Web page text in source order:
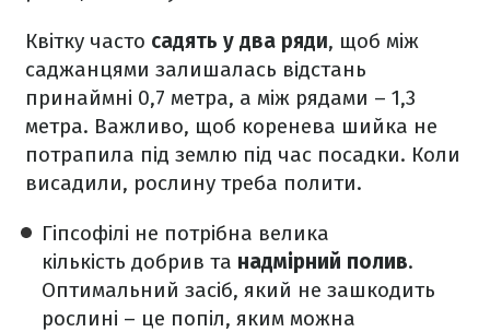
Квітку часто садять у два ряди, щоб між
саджанцями залишалась відстань
принаймні 0,7 метра, а між рядами – 1,3
метра. Важливо, щоб коренева шийка не
потрапила під землю під час посадки. Коли
висадили, рослину треба полити.
Гіпсофілі не потрібна велика
кількість добрив та надмірний полив.
Оптимальний засіб, який не зашкодить
рослині – це попіл, яким можна